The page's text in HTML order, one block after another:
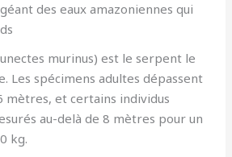
des eaux amazoniennes qui
murinus) est le serpent le
Les spécimens adultes dépassent
mètres, et certains individus
au-delà de 8 mètres pour un
kg.